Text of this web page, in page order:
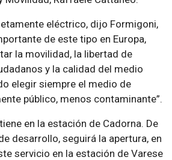
eléctrico, dijo Formigoni,
de este tipo en Europa,
la movilidad, la libertad de
y la calidad del medio
elegir siempre el medio de
público, menos contaminante”.
en la estación de Cadorna. De
desarrollo, seguirá la apertura, en
servicio en la estación de Varese